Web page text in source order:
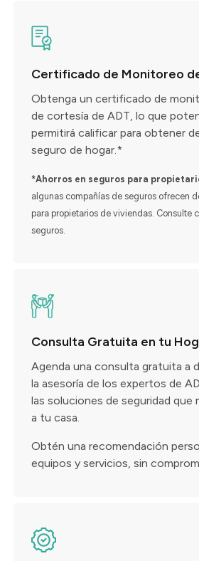
Certificado de Monitoreo
Obtenga un certificado de
de cortesía de ADT, lo que
permitirá calificar para obtener
seguro de hogar.*
*Ahorros en seguros para
algunas compañías de seguros ofrecen
para propietarios de viviendas. Consulte
seguros.
Consulta Gratuita en tu
Agenda una consulta gratuita a
la asesoría de los expertos de
las soluciones de seguridad que
a tu casa.
Obtén una recomendación
equipos y servicios, sin